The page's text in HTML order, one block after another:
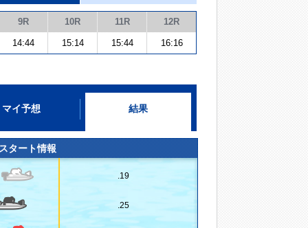
9R 10R 11R 12R
14:44 15:14 15:44 16:16
マイ予想 結果
タート情報
.19
.25